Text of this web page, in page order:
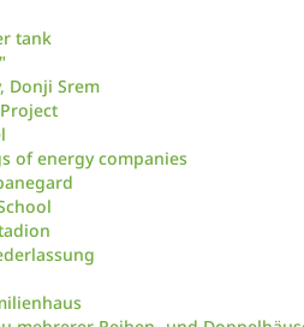
tank
Donji Srem
of energy companies